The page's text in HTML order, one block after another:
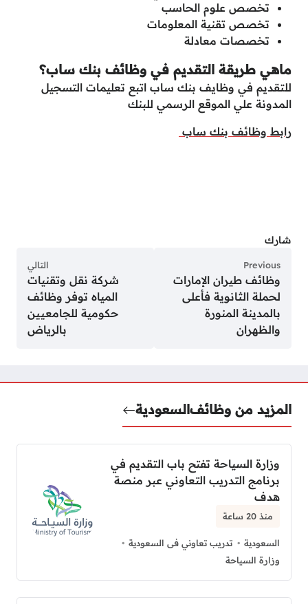
تخصص علوم الحاسب
تخصص تقنية المعلومات
تخصصات معادلة
ماهي طريقة التقديم في وظائف بنك ساب؟
للتقديم في وظايف بنك ساب اتبع تعليمات التسجيل
المدونة علي الموقع الرسمي للبنك
رابط وظائف بنك ساب
شارك
Previous
وظائف طيران الإمارات
لحملة الثانوية فأعلى
بالمدينة المنورة
والظهران
التالي
شركة نقل وتقنيات
المياه توفر وظائف
حكومية للجامعيين
بالرياض
المزيد من وظائفالسعودية
وزارة السياحة تفتح باب التقديم في
برنامج التدريب التعاوني عبر منصة
هدف
منذ 20 ساعة
السعودية
تدريب تعاوني فى السعودية
وزارة السياحة